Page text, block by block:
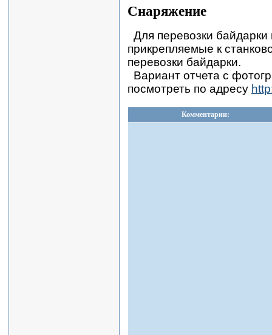
Снаряжение
Для перевозки
прикрепляемые к
перевозки байдарки.
Вариант отчета с
посмотреть по адресу
Комментарии: